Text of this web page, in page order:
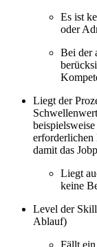
Es ist
oder
Bei der
Liegt der
damit das
Liegt
keine
Level der
Ablauf)
Fällt